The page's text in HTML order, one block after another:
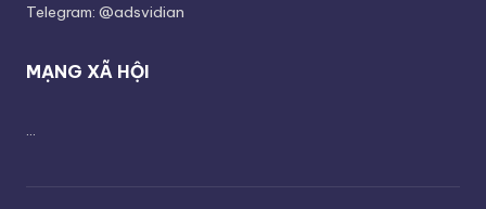
Telegram: @adsvidian
MẠNG XÃ HỘI
...